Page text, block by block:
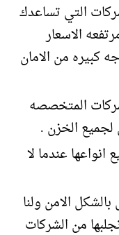
التي تساعدك
الاسعار
كبيره من الامان
المتخصصه
لجميع الخزن .
عندما لا
الامن ولنا
من الشركات